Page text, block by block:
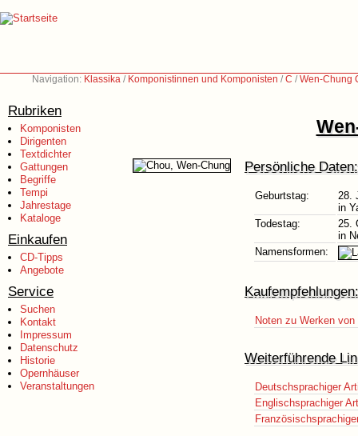
Navigation: Klassika / Komponistinnen und Komponisten /C /Wen-Chung
Rubriken
Komponisten
Dirigenten
Textdichter
Gattungen
Begriffe
Tempi
Jahrestage
Kataloge
Einkaufen
CD-Tipps
Angebote
Service
Suchen
Kontakt
Impressum
Datenschutz
Historie
Opernhäuser
Veranstaltungen
Persönliche Daten:
Geburtstag:
28.
in
Todestag:
25.
in
Namensformen:
Kaufempfehlungen:
Noten zu Werken
Weiterführende
Deutschsprachiger
Englischsprachiger